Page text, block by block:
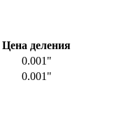
Цена деления
0.001"
0.001"